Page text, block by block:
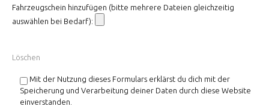
Fahrzeugschein hinzufügen (bitte mehrere Dateien gleichzeitig
auswählen bei Bedarf):
Mit der Nutzung dieses Formulars erklärst du dich mit der
Speicherung und Verarbeitung deiner Daten durch diese Website
einverstanden.